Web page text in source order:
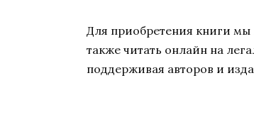
Для приобретения книги мы
также читать онлайн на
поддерживая авторов и